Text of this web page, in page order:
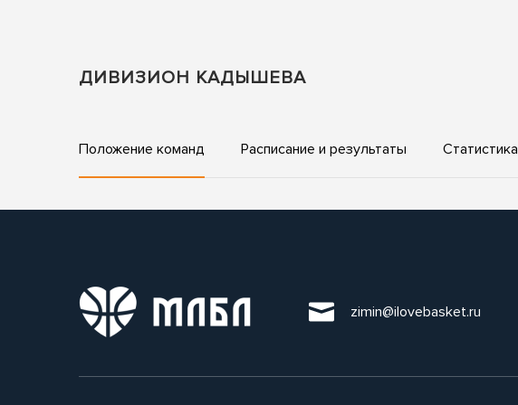
ДИВИЗИОН КАДЫШЕВА
Положение команд Расписание и результаты Статистика
zimin@ilovebasket.ru